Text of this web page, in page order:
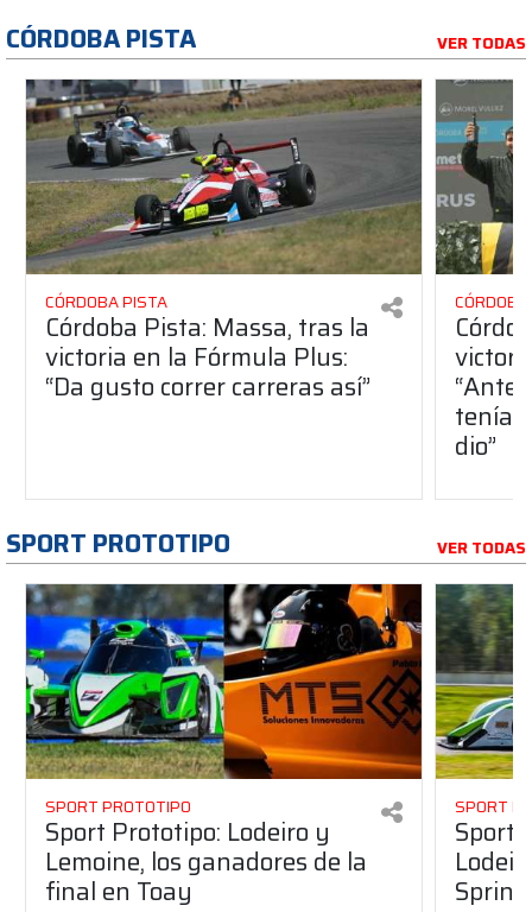
CÓRDOBA PISTA VER TODAS
CÓRDOBA PISTA
Córdoba Pista: Massa, tras la
victoria en la Fórmula Plus:
“Da gusto correr carreras así”
dio”
SPORT PROTOTIPO VER TODAS
SPORT PROTOTIPO
Sport Prototipo: Lodeiro y
Lemoine, los ganadores de la
final en Toay
SPORT
Sport
Sprint